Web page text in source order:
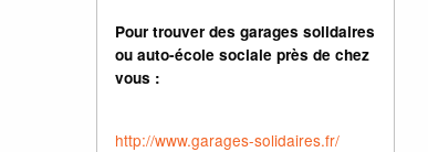
Pour trouver des garages solidaires
ou auto-école sociale près de chez
vous :
http://www.garages-solidaires.fr/